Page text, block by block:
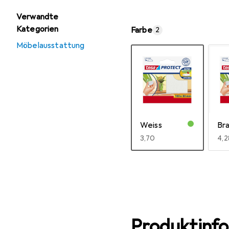
Verwandte
Kategorien
Möbelausstattung
Farbe 2
Weiss
EUR
3,70